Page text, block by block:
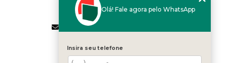
(11) 2564-4684
(11) 94168-2041
contato.vendas@alfilm.com.br
MENU
HOME
Olá! Fale agora pelo WhatsApp
Insira seu telefone